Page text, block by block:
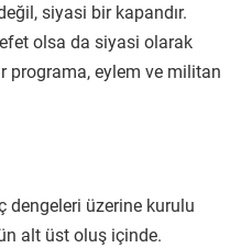
siyasi bir kapandır.
olsa da siyasi olarak
programa, eylem ve militan
dengeleri üzerine kurulu
alt üst oluş içinde.